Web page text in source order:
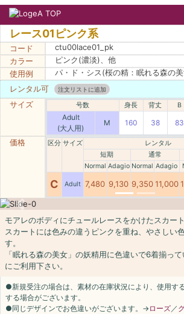
レース01ピンク系
コード
ctu00lace01_pk
カラー
ピンク(濃淡)、他
使用例
パ・ド・シス(桜の精：眠れる森の
レンタル可
注文リストに追加
サイズ 号数 身長 背丈 B
Adult
(大人用)
M 160 38 83
価格 区分 サイズ レンタル
短期 通常
Normal Adagio Normal Adagio
C Adult 7,480 9,130 9,350 11,000
Previous
モアレのボディにチュールレースをかけたスカー
スカートには色みの違うピンクを重ね、やさしい
す。
「眠れる森の美女」の妖精用に色違いで6着揃っ
にご利用下さい。
●新規受注の場合は、素材の在庫状況により、使用す
する場合がございます。
●同じデザインでお色違いがございます。→ ローズ／